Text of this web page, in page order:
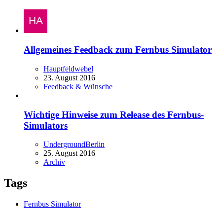
Allgemeines Feedback zum Fernbus Simulator
Hauptfeldwebel
23. August 2016
Feedback & Wünsche
Wichtige Hinweise zum Release des Fernbus-
Simulators
UndergroundBerlin
25. August 2016
Archiv
Tags
Fernbus Simulator